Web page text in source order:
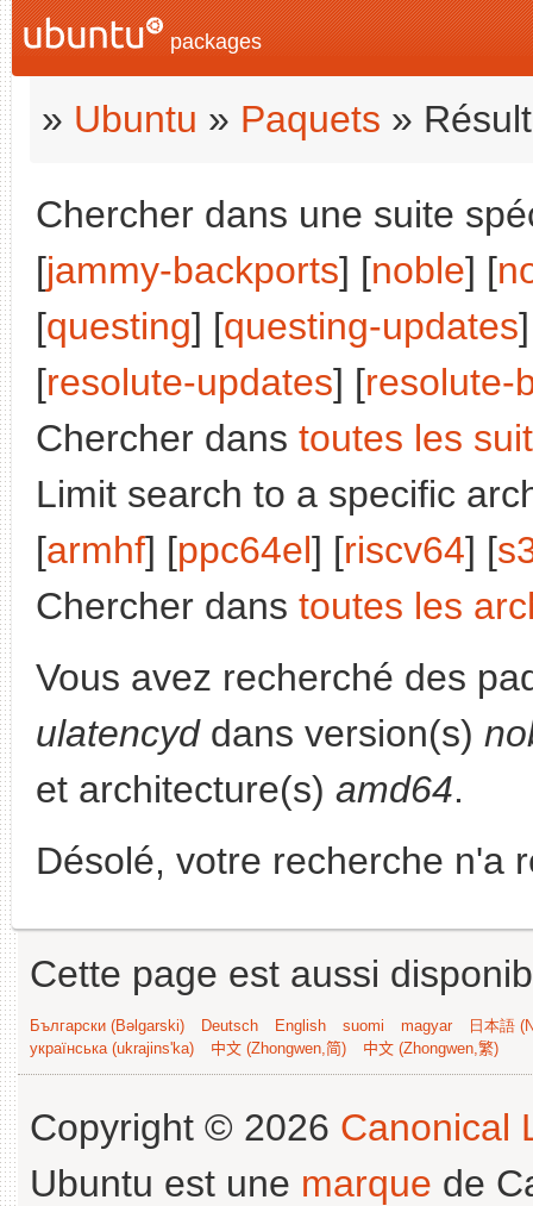
packages
» Ubuntu » Paquets »
Chercher dans une suite
[jammy-backports] [noble] [
[questing] [questing-updates
[resolute-updates] [resolute-
Chercher dans toutes les
Limit search to a specific
[armhf] [ppc64el] [riscv64] [
Chercher dans toutes les
Vous avez recherché des
ulatencyddans version(s)
et architecture(s) amd64.
Désolé, votre recherche n'a
Cette page est aussi
Български (Bəlgarski) Deutsch English suomi magyar
日本語
українська (ukrajins'ka)
中文 (Zhongwen,简) 中文 (Zhongwen,繁)
Copyright © 2026 Canonical
Ubuntu est une marque de